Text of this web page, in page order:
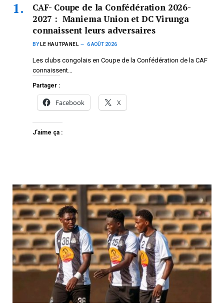
CAF- Coupe de la Confédération 2026-
2027 : Maniema Union et DC Virunga
connaissent leurs adversaires
BY LE HAUTPANEL 6 AOÛT 2026
Les clubs congolais en Coupe de la Confédération de la CAF
connaissent…
Partager :
Facebook X
J’aime ça :